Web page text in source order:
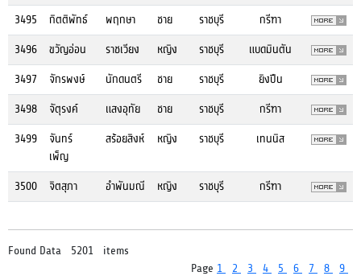
3495 กิตติพัทธ์ พฤกษา ชาย ราชบุรี
กรีฑา
3496
ขวัญอ่อน ราชเวียง หญิง ราชบุรี
แบดมินตัน
3497
จักรพงษ์ นักดนตรี ชาย ราชบุรี
ยิงปืน
3498
จัตุรงค์ แสงอุทัย ชาย ราชบุรี
กรีฑา
3499
จันทร์
เพ็ญ
สร้อยสิงห์ หญิง ราชบุรี เทนนิส
3500 จิตสุภา อำพันมณี หญิง ราชบุรี กรีฑา
Found Data 5201 items
Page 1 2 3 4 5 6 7 8 9